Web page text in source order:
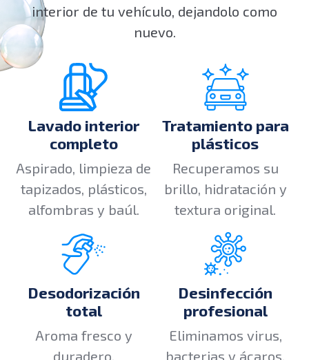
interior de tu vehículo, dejandolo como
nuevo.
Lavado interior
completo
Aspirado, limpieza de
tapizados, plásticos,
alfombras y baúl.
Tratamiento para
plásticos
Recuperamos su
brillo, hidratación y
textura original.
Desodorización
total
Aroma fresco y
duradero.
Desinfección
profesional
Eliminamos virus,
bacterias y ácaros.